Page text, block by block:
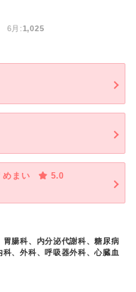
月:1,025
めまい
5.0
腸科、内分泌代謝科、糖尿病
、外科、呼吸器外科、心臓血